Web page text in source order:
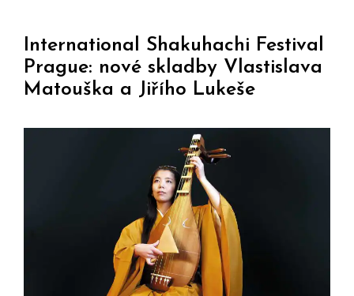
International Shakuhachi Festival
Prague: nové skladby Vlastislava
Matouška a Jiřího Lukeše